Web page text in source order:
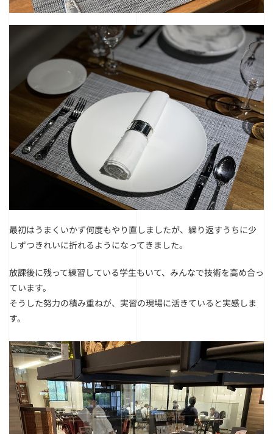
最初はうまくいかず何度もやり直しましたが、 繰り返すうちに少
しずつきれいに折れるようになってきました。
放課後に残って練習している学生もいて、みんなで技術を高め合っ
ています。
そうした努力の積み重ねが、実習の現場に活きていると実感しま
す。